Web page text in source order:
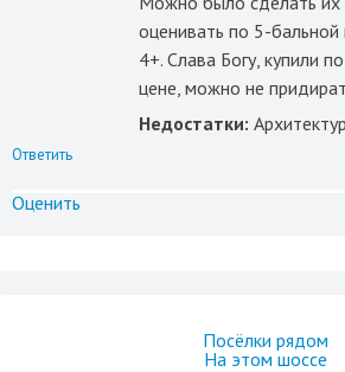
оценивать по 5-
4+. Слава Богу, купили
цене, можно не
Недостатки:
Ответить
Оценить
Посёлки рядом
На этом шоссе